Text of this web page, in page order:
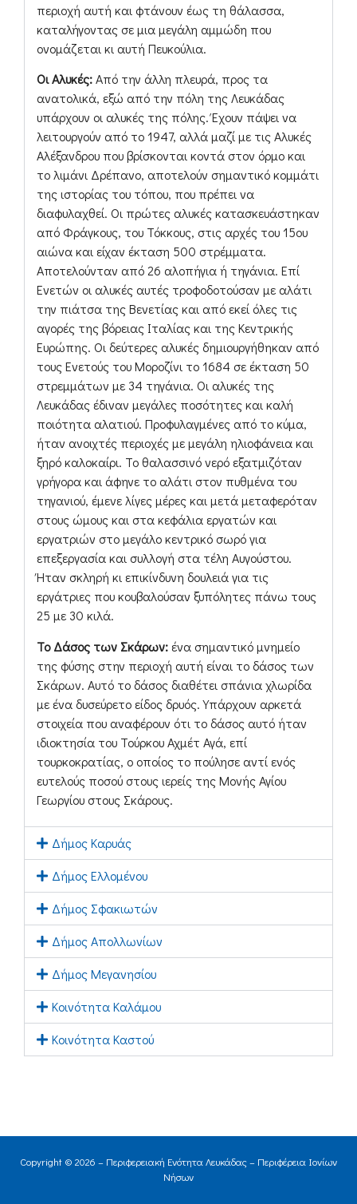
περιοχή αυτή και φτάνουν έως τη θάλασσα,
καταλήγοντας σε μια μεγάλη αμμώδη που
ονομάζεται κι αυτή Πευκούλια.
Οι Αλυκές:Από την άλλη πλευρά, προς τα
ανατολικά, εξώ από την πόλη της Λευκάδας
υπάρχουν οι αλυκές της πόλης. Έχουν πάψει να
λειτουργούν από το 1947, αλλά μαζί με τις Αλυκές
Αλέξανδρου που βρίσκονται κοντά στον όρμο και
το λιμάνι Δρέπανο, αποτελούν σημαντικό κομμάτι
της ιστορίας του τόπου, που πρέπει να
διαφυλαχθεί. Οι πρώτες αλυκές κατασκευάστηκαν
από Φράγκους, του Τόκκους, στις αρχές του 15ου
αιώνα και είχαν έκταση 500 στρέμματα.
Αποτελούνταν από 26 αλοπήγια ή τηγάνια. Επί
Ενετών οι αλυκές αυτές τροφοδοτούσαν με αλάτι
την πιάτσα της Βενετίας και από εκεί όλες τις
αγορές της βόρειας Ιταλίας και της Κεντρικής
Ευρώπης. Οι δεύτερες αλυκές δημιουργήθηκαν από
τους Ενετούς του Μοροζίνι το 1684 σε έκταση 50
στρεμμάτων με 34 τηγάνια. Οι αλυκές της
Λευκάδας έδιναν μεγάλες ποσότητες και καλή
ποιότητα αλατιού. Προφυλαγμένες από το κύμα,
ήταν ανοιχτές περιοχές με μεγάλη ηλιοφάνεια και
ξηρό καλοκαίρι. Το θαλασσινό νερό εξατμιζόταν
γρήγορα και άφηνε το αλάτι στον πυθμένα του
τηγανιού, έμενε λίγες μέρες και μετά μεταφερόταν
στους ώμους και στα κεφάλια εργατών και
εργατριών στο μεγάλο κεντρικό σωρό για
επεξεργασία και συλλογή στα τέλη Αυγούστου.
Ήταν σκληρή κι επικίνδυνη δουλειά για τις
εργάτριες που κουβαλούσαν ξυπόλητες πάνω τους
25 με 30 κιλά.
Το Δάσος των Σκάρων:ένα σημαντικό μνημείο
της φύσης στην περιοχή αυτή είναι το δάσος των
Σκάρων. Αυτό το δάσος διαθέτει σπάνια χλωρίδα
με ένα δυσεύρετο είδος δρυός. Υπάρχουν αρκετά
στοιχεία που αναφέρουν ότι το δάσος αυτό ήταν
ιδιοκτησία του Τούρκου Αχμέτ Αγά, επί
τουρκοκρατίας, ο οποίος το πούλησε αντί ενός
ευτελούς ποσού στους ιερείς της Μονής Αγίου
Γεωργίου στους Σκάρους.
Δήμος Καρυάς
Δήμος Ελλομένου
Δήμος Σφακιωτών
Δήμος Απολλωνίων
Δήμος Μεγανησίου
Κοινότητα Καλάμου
Κοινότητα Καστού
Copyright © 2026 – Περιφερειακή Ενότητα Λευκάδας – Περιφέρεια Ιονίων
Νήσων